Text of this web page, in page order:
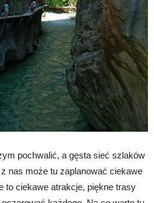
pochwalić, a gęsta sieć szlaków
nas może tu zaplanować ciekawe
to ciekawe atrakcje, piękne trasy